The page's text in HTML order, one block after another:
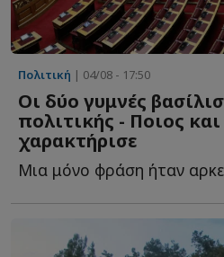
Πολιτική | 04/08 - 17:50
Οι δύο γυμνές
πολιτικής - Ποιος και
χαρακτήρισε